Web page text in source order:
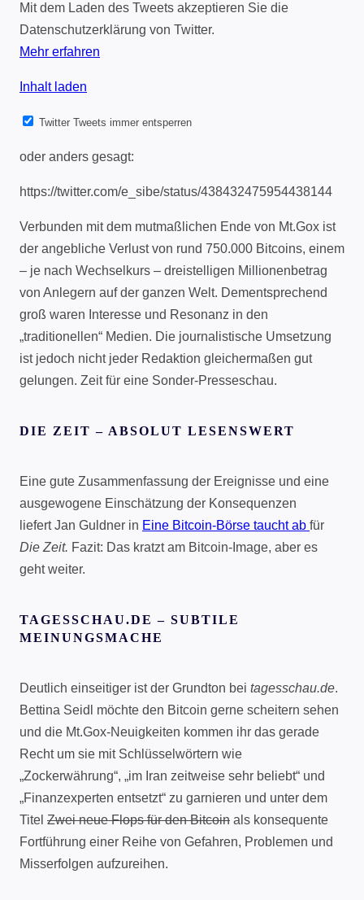
Mit dem Laden des Tweets akzeptieren Sie die
Datenschutzerklärung von Twitter.
Mehr erfahren
Inhalt laden
Twitter Tweets immer entsperren
oder anders gesagt:
https://twitter.com/e_sibe/status/438432475954438144
Verbunden mit dem mutmaßlichen Ende von Mt.Gox ist
der angebliche Verlust von rund 750.000 Bitcoins, einem
– je nach Wechselkurs – dreistelligen Millionenbetrag
von Anlegern auf der ganzen Welt. Dementsprechend
groß waren Interesse und Resonanz in den
„traditionellen“ Medien. Die journalistische Umsetzung
ist jedoch nicht jeder Redaktion gleichermaßen gut
gelungen. Zeit für eine Sonder-Presseschau.
DIE ZEIT – ABSOLUT LESENSWERT
Eine gute Zusammenfassung der Ereignisse und eine
ausgewogene Einschätzung der Konsequenzen
liefert Jan Guldner in Eine Bitcoin-Börse taucht ab für
Die Zeit. Fazit: Das kratzt am Bitcoin-Image, aber es
geht weiter.
TAGESSCHAU.DE – SUBTILE
MEINUNGSMACHE
Deutlich einseitiger ist der Grundton bei tagesschau.de.
Bettina Seidl möchte den Bitcoin gerne scheitern sehen
und die Mt.Gox-Neuigkeiten kommen ihr das gerade
Recht um sie mit Schlüsselwörtern wie
„Zockerwährung“, „im Iran zeitweise sehr beliebt“ und
„Finanzexperten entsetzt“ zu garnieren und unter dem
Titel Zwei neue Flops für den Bitcoin als konsequente
Fortführung einer Reihe von Gefahren, Problemen und
Misserfolgen aufzureihen.